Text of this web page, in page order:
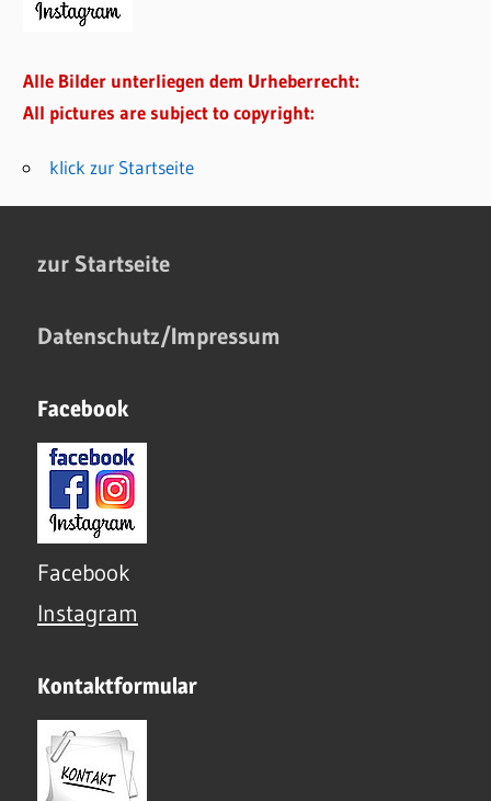
Alle Bilder unterliegen dem Urheberrecht:
All pictures are subject to copyright:
klick zur Startseite
zur Startseite
Datenschutz/Impressum
Facebook
Facebook
Instagram
Kontaktformular